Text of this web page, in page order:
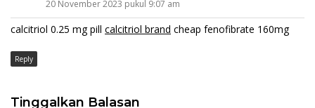
20 November 2023 pukul 9:07 am
calcitriol 0.25 mg pill calcitriol brand cheap fenofibrate 160mg
Reply
Tinggalkan Balasan